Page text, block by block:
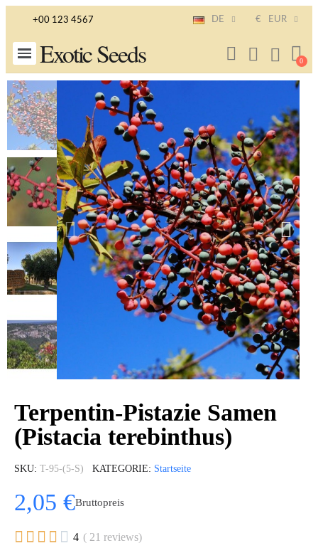
+00 123 4567 DE € EUR
Exotic Seeds
Terpentin-Pistazie Samen
(Pistacia terebinthus)
SKU T-95-(5-S) KATEGORIE Startseite
2,05 €Bruttopreis
     4 ( 21 reviews)